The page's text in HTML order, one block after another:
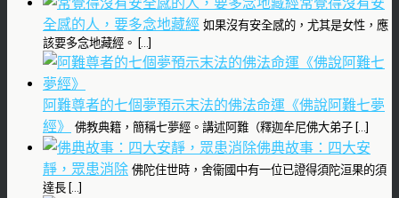
全感的人，要多念地藏經 如果沒有安全感的，尤其是女性，應
該要多念地藏經。 […]
阿難尊者的七個夢預示末法的佛法命運‬《佛說阿難七夢
經》
佛教典籍，簡稱七夢經。講述阿難（釋迦牟尼佛大弟子 […]
佛典故事：四大安
靜，眾患消除 佛陀住世時，舍衞國中有一位已證得須陀洹果的須
達長 […]